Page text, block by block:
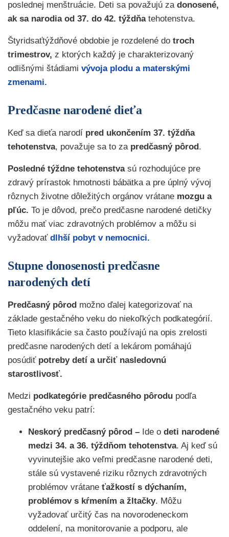
poslednej menštruácie. Deti sa považujú za donosené,
ak sa narodia od 37. do 42. týždňatehotenstva.
Štyridsaťtýždňové obdobie je rozdelené do troch
trimestrov, z ktorých každý je charakterizovaný
odlišnými štádiami vývoja plodu a materskými
zmenami.
Predčasne narodené dieťa
Keď sa dieťa narodí pred ukončením 37. týždňa
tehotenstva, považuje sa to za predčasný pôrod.
Posledné týždne tehotenstvasú rozhodujúce pre
zdravý prírastok hmotnosti bábätka a pre úplný vývoj
rôznych životne dôležitých orgánov vrátane mozgu a
pľúc. To je dôvod, prečo predčasne narodené detičky
môžu mať viac zdravotných problémov a môžu si
vyžadovať dlhší pobyt v nemocnici.
Stupne donosenosti predčasne
narodených detí
Predčasný pôrod možno ďalej kategorizovať na
základe gestačného veku do niekoľkých podkategórií.
Tieto klasifikácie sa často používajú na opis zrelosti
predčasne narodených detí a lekárom pomáhajú
posúdiť potreby detí a určiť nasledovnú
starostlivosť.
Medzi podkategórie predčasného pôrodu podľa
gestačného veku patrí:
Neskorý predčasný pôrod – Ide o deti narodené
medzi 34. a 36. týždňom tehotenstva. Aj keď sú
vyvinutejšie ako veľmi predčasne narodené deti,
stále sú vystavené riziku rôznych zdravotných
problémov vrátane ťažkostí s dýchaním,
problémov s kŕmením a žltačky. Môžu
vyžadovať určitý čas na novorodeneckom
oddelení, na monitorovanie a podporu, ale